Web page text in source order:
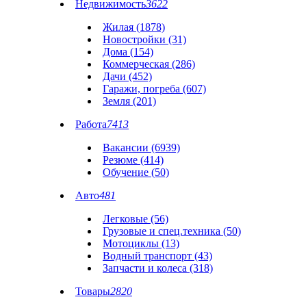
Недвижимость3622
Жилая (1878)
Новостройки (31)
Дома (154)
Коммерческая (286)
Дачи (452)
Гаражи, погреба (607)
Земля (201)
Работа7413
Вакансии (6939)
Резюме (414)
Обучение (50)
Авто481
Легковые (56)
Грузовые и спец.техника (50)
Мотоциклы (13)
Водный транспорт (43)
Запчасти и колеса (318)
Товары2820